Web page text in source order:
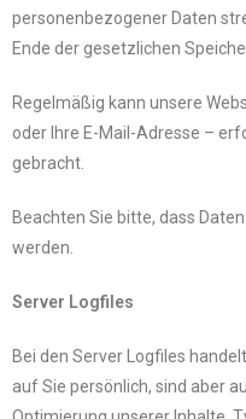
personenbezogener Daten
Ende der gesetzlichen
Regelmäßig kann unsere
oder Ihre E-Mail-Adresse –
gebracht.
Beachten Sie bitte, dass
werden.
Server Logfiles
Bei den Server Logfiles
auf Sie persönlich, sind aber